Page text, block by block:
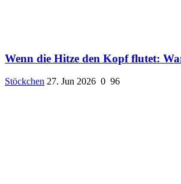
Wenn die Hitze den Kopf flutet:
Stöckchen 27. Jun 2026 0 96